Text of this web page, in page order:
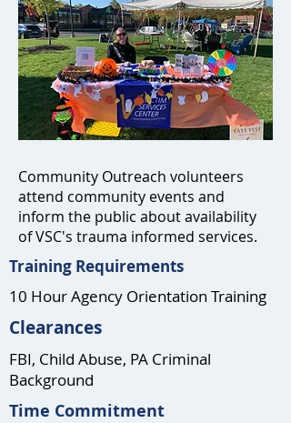
Community Outreach volunteers
attend community events and
inform the public about availability
of VSC's trauma informed services.
Training Requirements
10 Hour Agency Orientation Training
Clearances
FBI, Child Abuse, PA Criminal
Background
Time Commitment